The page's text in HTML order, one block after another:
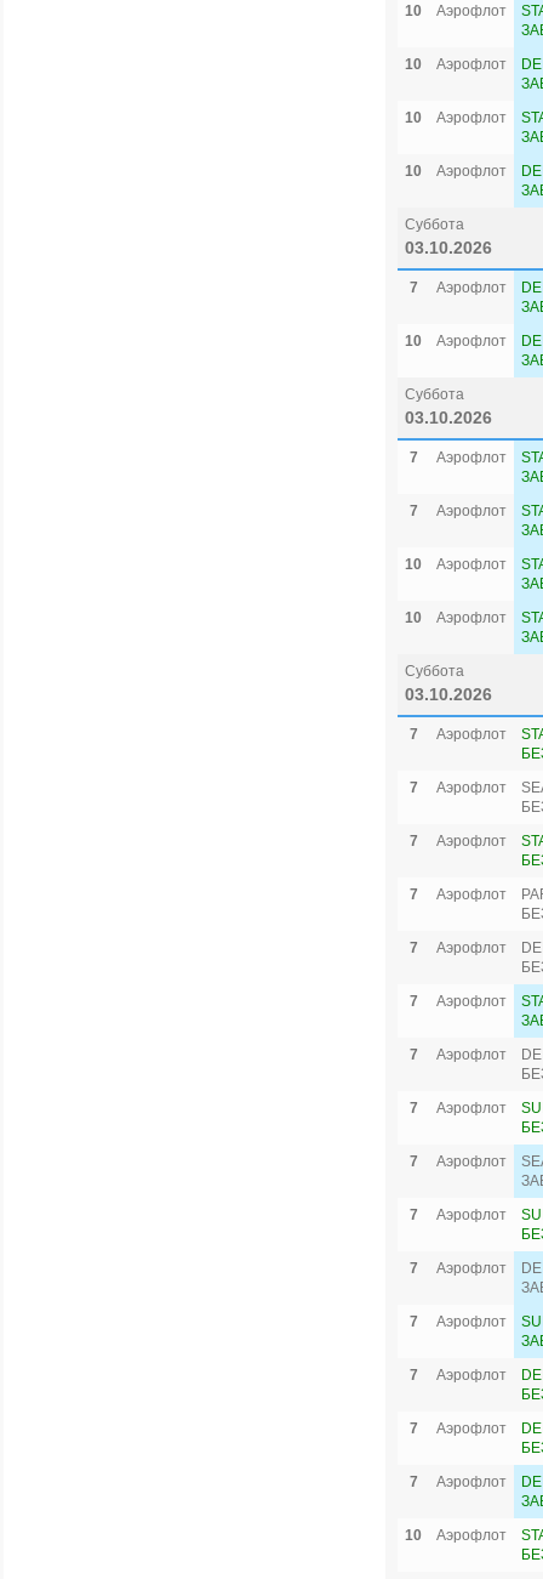
10
Аэрофлот
10
Аэрофлот
10
Аэрофлот
10
Аэрофлот
Суббота
03.10.2026
7 Аэрофлот
10
Аэрофлот
Суббота
03.10.2026
7 Аэрофлот
7
Аэрофлот
10
Аэрофлот
10
Аэрофлот
Суббота
03.10.2026
7 Аэрофлот
7
Аэрофлот
7
Аэрофлот
7
Аэрофлот
7
Аэрофлот
7
Аэрофлот
7
Аэрофлот
7
Аэрофлот
7
Аэрофлот
7
Аэрофлот
7
Аэрофлот
7
Аэрофлот
7
Аэрофлот
7
Аэрофлот
7
Аэрофлот
10
Аэрофлот